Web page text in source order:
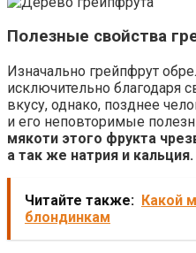
Полезные свойства
Изначально грейпфрут
исключительно благодаря
вкусу, однако, позднее
и его неповторимые
мякоти этого фрукта
а так же натрия и кальция.
Читайте также: Какой
блондинкам